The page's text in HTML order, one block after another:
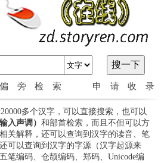
偏旁检索 申请收录
多个汉字，可以直接搜索，也可以
入声调） 和部首检索，而且不但可以方
关解释，还可以查询到汉字的读音、笔
可以查询到汉字的字源（汉字起源来
笔编码、仓颉编码、郑码、Unicode编